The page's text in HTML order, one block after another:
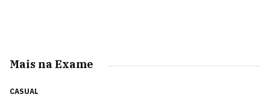
Mais na Exame
CASUAL